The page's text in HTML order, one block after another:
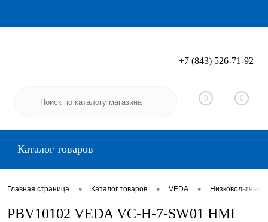
Вход Регистрация
+7 (843) 526-71-92
0 0
Каталог товаров
Главная страница • Каталог товаров • VEDA •
PBV10102 VEDA VC-H-7-SW01 HMI